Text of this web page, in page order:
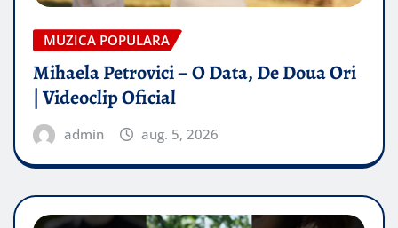
MUZICA POPULARA
Mihaela Petrovici – O Data, De Doua Ori
| Videoclip Oficial
admin aug. 5, 2026